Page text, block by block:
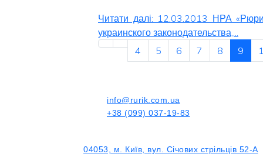
Читати далі: 12.03.2013 НРА
украинского законодательства,...
4
5 6 7 8 9
info@rurik.com.ua
+38 (099) 037-19-83
04053, м. Київ, вул. Січових стрільців 52-А